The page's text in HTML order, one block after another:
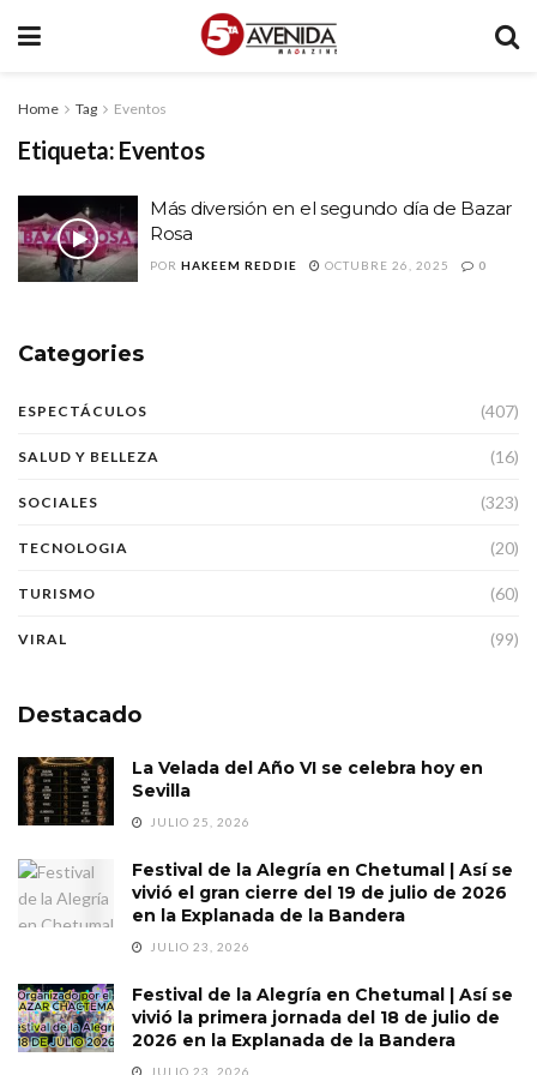
Home Tag Eventos
Etiqueta: Eventos
Más diversión en el segundo día de Bazar
Rosa
POR HAKEEM REDDIE OCTUBRE 26, 2025 0
Categories
ESPECTÁCULOS (407)
SALUD Y BELLEZA (16)
SOCIALES (323)
TECNOLOGIA (20)
TURISMO (60)
VIRAL (99)
Destacado
La Velada del Año VI se celebra hoy en
Sevilla
JULIO 25, 2026
Festival de la Alegría en Chetumal | Así se
vivió el gran cierre del 19 de julio de 2026
en la Explanada de la Bandera
JULIO 23, 2026
Festival de la Alegría en Chetumal | Así se
vivió la primera jornada del 18 de julio de
2026 en la Explanada de la Bandera
JULIO 23, 2026